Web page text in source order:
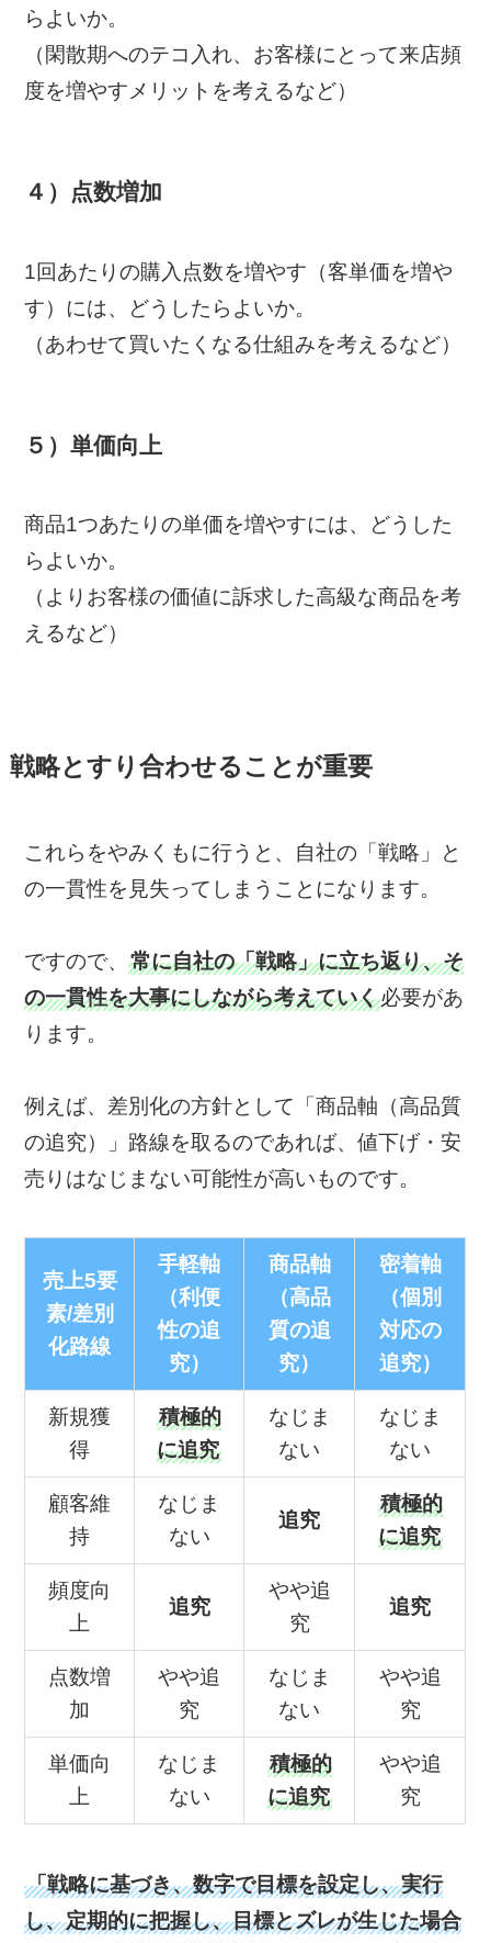
らよいか。
（閑散期へのテコ入れ、お客様にとって来店頻
度を増やすメリットを考えるなど）
４）点数増加
1回あたりの購入点数を増やす（客単価を増や
す）には、どうしたらよいか。
（あわせて買いたくなる仕組みを考えるなど）
５）単価向上
商品1つあたりの単価を増やすには、どうした
らよいか。
（よりお客様の価値に訴求した高級な商品を考
えるなど）
戦略とすり合わせることが重要
これらをやみくもに行うと、自社の「戦略」と
の一貫性を見失ってしまうことになります。
ですので、常に自社の「戦略」に立ち返り、そ
の一貫性を大事にしながら考えていく必要があ
ります。
例えば、差別化の方針として「商品軸（高品質
の追究）」路線を取るのであれば、値下げ・安
売りはなじまない可能性が高いものです。
売上5要
素/差別
化路線
手軽軸
（利便
性の追
究）
商品軸
（高品
質の追
究）
密着軸
（個別
対応の
追究）
新規獲
得
積極的
に追究
なじま
ない
なじま
ない
顧客維
持
なじま
ない
追究
積極的
に追究
頻度向
上
追究
やや追
究
追究
点数増
加
やや追
究
なじま
ない
やや追
究
単価向
上
なじま
ない
積極的
に追究
やや追
究
「戦略に基づき、数字で目標を設定し、実行
し、定期的に把握し、目標とズレが生じた場合